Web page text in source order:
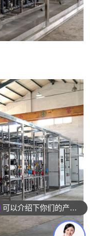
可以介绍下你们的产品么？
你们是怎么收费的呢？